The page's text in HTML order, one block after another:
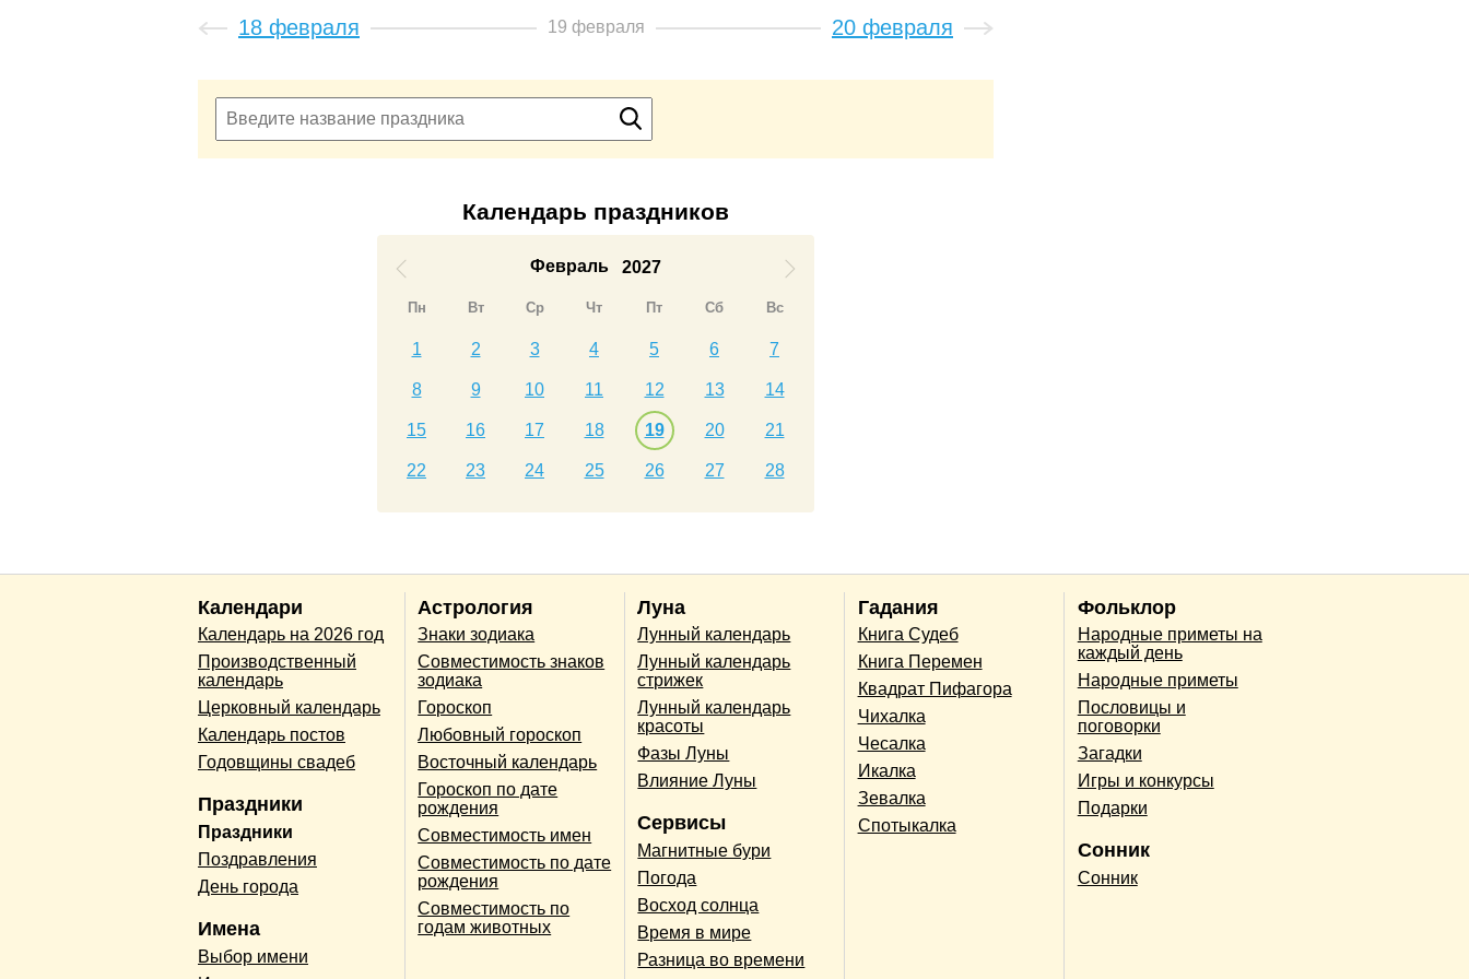
18 февраля 19 февраля 20 февраля
Календарь праздников
Февраль 2027
Пн Вт Ср Чт Пт Сб Вс
1 2 3 4 5 6 7
8 9 10 11 12 13 14
15 16 17 18 19 20 21
22 23 24 25 26 27 28
Календари
Календарь на 2026 год
Производственный
календарь
Церковный календарь
Календарь постов
Годовщины свадеб
Праздники
Праздники
Поздравления
День города
Имена
Выбор имени
Астрология
Знаки зодиака
Совместимость знаков
зодиака
Гороскоп
Любовный гороскоп
Восточный календарь
Гороскоп по дате
рождения
Совместимость имен
Совместимость по дате
рождения
Совместимость по
годам животных
Луна
Лунный календарь
Лунный календарь
стрижек
Лунный календарь
красоты
Фазы Луны
Влияние Луны
Сервисы
Магнитные бури
Погода
Восход солнца
Время в мире
Разница во времени
Гадания
Книга Судеб
Книга Перемен
Квадрат Пифагора
Чихалка
Чесалка
Икалка
Зевалка
Спотыкалка
Фольклор
Народные приметы на
каждый день
Народные приметы
Пословицы и
поговорки
Загадки
Игры и конкурсы
Подарки
Сонник
Сонник